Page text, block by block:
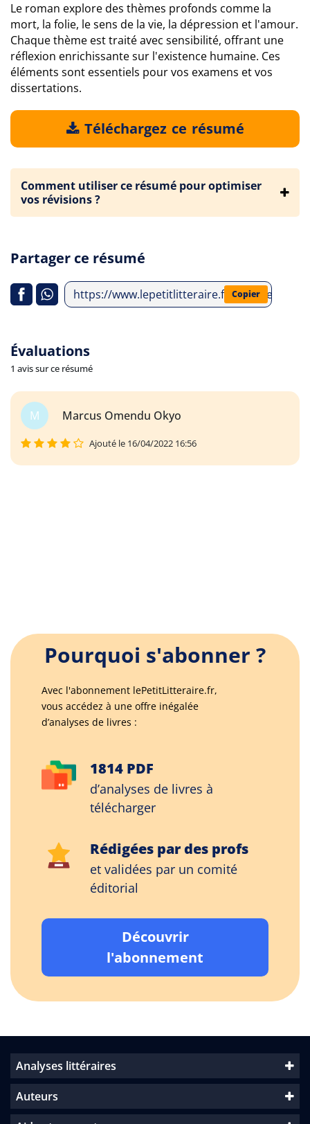
Le roman explore des thèmes profonds comme la
mort, la folie, le sens de la vie, la dépression et l'amour.
Chaque thème est traité avec sensibilité, offrant une
réflexion enrichissante sur l'existence humaine. Ces
éléments sont essentiels pour vos examens et vos
dissertations.
Téléchargez ce résumé
Comment utiliser ce résumé pour optimiser
vos révisions ?
Partager ce résumé
https://www.lepetitlitteraire.fr/analyses-
Copier
Évaluations
1 avis sur ce résumé
M Marcus Omendu Okyo
Ajouté le 16/04/2022 16:56
Pourquoi s'abonner ?
Avec l'abonnement lePetitLitteraire.fr,
vous accédez à une offre inégalée
d’analyses de livres :
1814 PDF
d’analyses de livres à
télécharger
Rédigées par des profs
et validées par un comité
éditorial
Découvrir
l'abonnement
Analyses littéraires
Auteurs